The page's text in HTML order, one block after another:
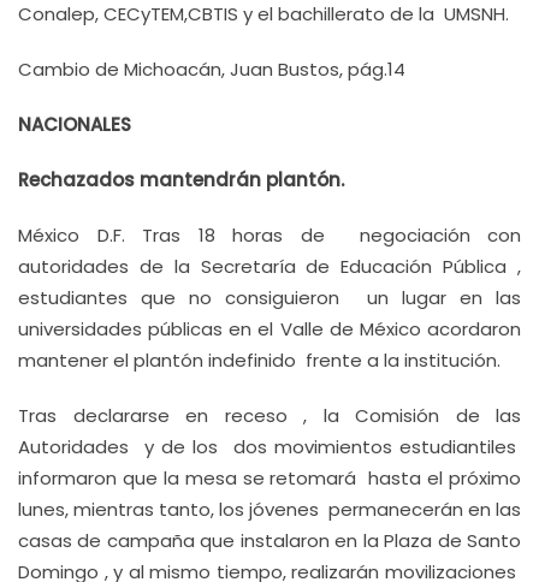
Conalep, CECyTEM,CBTIS y el bachillerato de la UMSNH.
Cambio de Michoacán, Juan Bustos, pág.14
NACIONALES
Rechazados mantendrán plantón.
México D.F. Tras 18 horas de negociación con
autoridades de la Secretaría de Educación Pública ,
estudiantes que no consiguieron un lugar en las
universidades públicas en el Valle de México acordaron
mantener el plantón indefinido frente a la institución.
Tras declararse en receso , la Comisión de las
Autoridades y de los dos movimientos estudiantiles
informaron que la mesa se retomará hasta el próximo
lunes, mientras tanto, los jóvenes permanecerán en las
casas de campaña que instalaron en la Plaza de Santo
Domingo , y al mismo tiempo, realizarán movilizaciones